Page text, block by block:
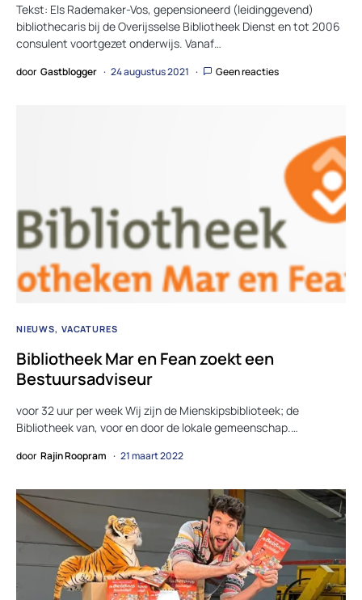
Tekst: Els Rademaker-Vos, gepensioneerd (leidinggevend)
bibliothecaris bij de Overijsselse Bibliotheek Dienst en tot 2006
consulent voortgezet onderwijs. Vanaf…
door Gastblogger 24 augustus 2021 Geen reacties
NIEUWS VACATURES
Bibliotheek Mar en Fean zoekt een
Bestuursadviseur
voor 32 uur per week Wij zijn de Mienskipsbiblioteek; de
Bibliotheek van, voor en door de lokale gemeenschap.…
door Rajin Roopram 21 maart 2022